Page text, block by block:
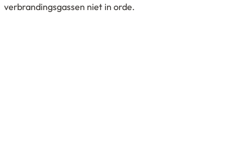
verbrandingsgassen niet in orde.